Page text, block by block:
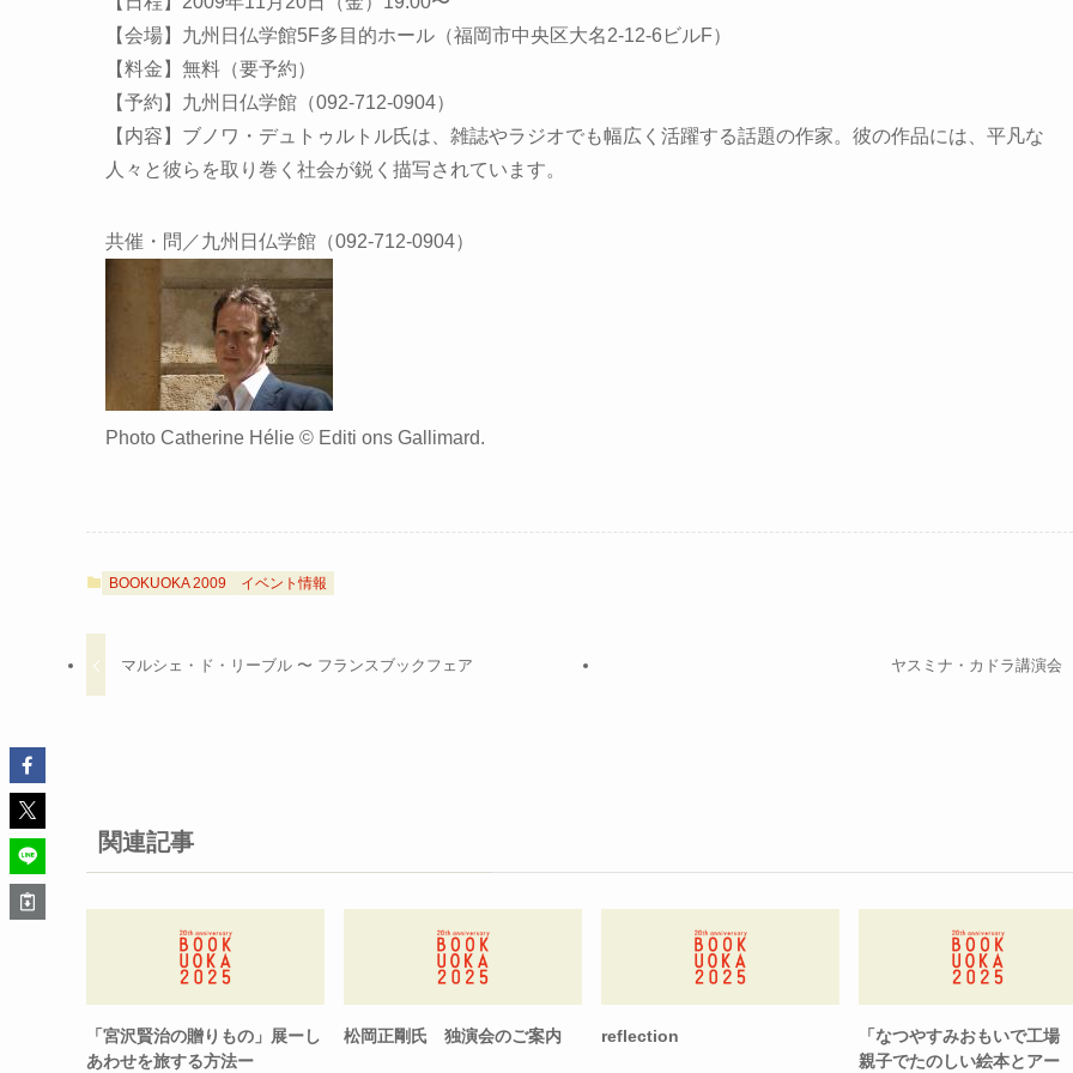
【会場】九州日仏学館5F多目的ホール（福岡市中央区大名2-12-6ビルF）
【料金】無料（要予約）
【予約】九州日仏学館（092-712-0904）
【内容】ブノワ・デュトゥルトル氏は、雑誌やラジオでも幅広く活躍する話題の作家。彼の作品には、平凡な
人々と彼らを取り巻く社会が鋭く描写されています。
共催・問／九州日仏学館（092-712-0904）
Photo Catherine Hélie © Editi ons Gallimard.
BOOKUOKA 2009 イベント情報
マルシェ・ド・リーブル 〜 フランスブックフェア ヤスミナ・カドラ講演会
関連記事
「宮沢賢治の贈りもの」展ーし
あわせを旅する方法ー
松岡正剛氏 独演会のご案内 reflection
「なつやすみおもいで工
親子でたのしい絵本とアー